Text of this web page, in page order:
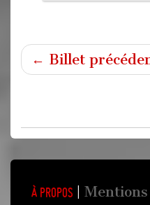
← Billet
À propos Mentions